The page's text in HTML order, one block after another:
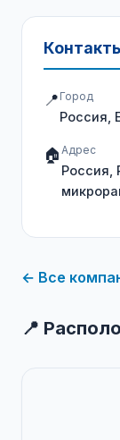
📍 Город
Россия,
🏠 Адрес
Россия,
← Все
📍